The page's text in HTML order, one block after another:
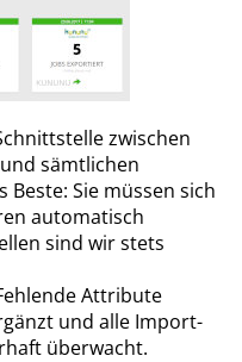
zwischen
sämtlichen
Sie müssen sich
automatisch
sind wir stets
Attribute
und alle Import-
überwacht.